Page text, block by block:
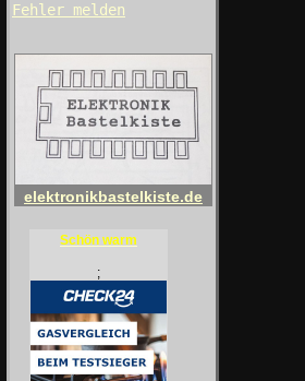
Fehler melden
elektronikbastelkiste.de
Schön warm
;